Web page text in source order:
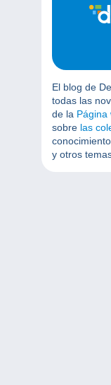
El blog de
todas las
de la Página
sobre las
y otros